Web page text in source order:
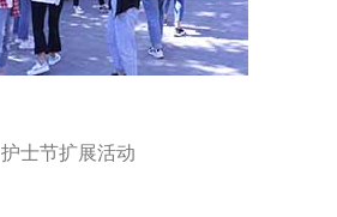
护士节扩展活动